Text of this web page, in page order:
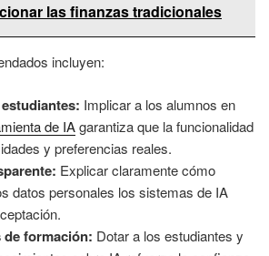
las finanzas tradicionales
incluyen:
Implicar a los alumnos en
de IAgarantiza que la funcionalidad
y preferencias reales.
Explicar claramente cómo
datos personales los sistemas de IA
formación: Dotar a los estudiantes y